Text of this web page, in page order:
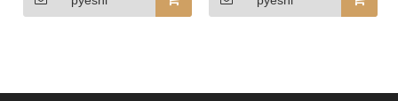
mikpritjes
dizajnet e dritareve prej